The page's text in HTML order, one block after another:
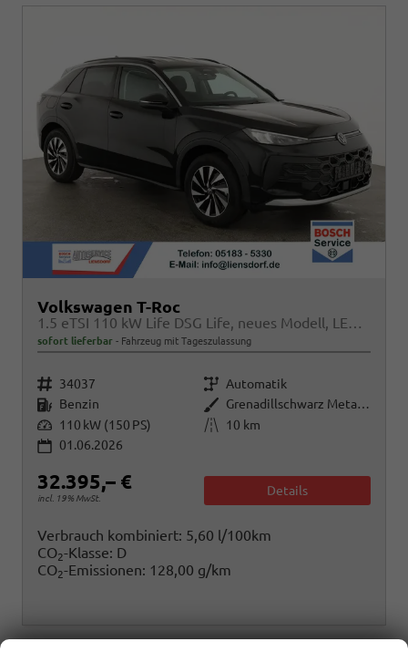
Volkswagen T-Roc
1.5 eTSI 110 kW Life DSG Life, neues Modell, LED, Kamera, Side, Winter, 17-Zoll
sofort lieferbar Fahrzeug mit Tageszulassung
Fahrzeugnr. 34037 Getriebe Automatik
Kraftstoff Benzin Außenfarbe
Grenadillschwarz Metallic
Leistung 110 kW (150 PS) Kilometerstand
10 km
01.06.2026
32.395,– €
incl. 19% MwSt.
Details
Verbrauch kombiniert: 5,60 l/100km
CO2-Klasse: D
CO2-Emissionen: 128,00 g/km